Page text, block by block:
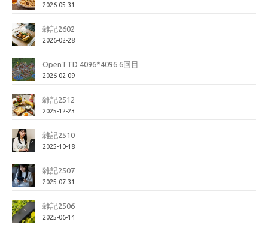
2026-05-31
雑記2602
2026-02-28
OpenTTD 4096*4096 6回目
2026-02-09
雑記2512
2025-12-23
雑記2510
2025-10-18
雑記2507
2025-07-31
雑記2506
2025-06-14